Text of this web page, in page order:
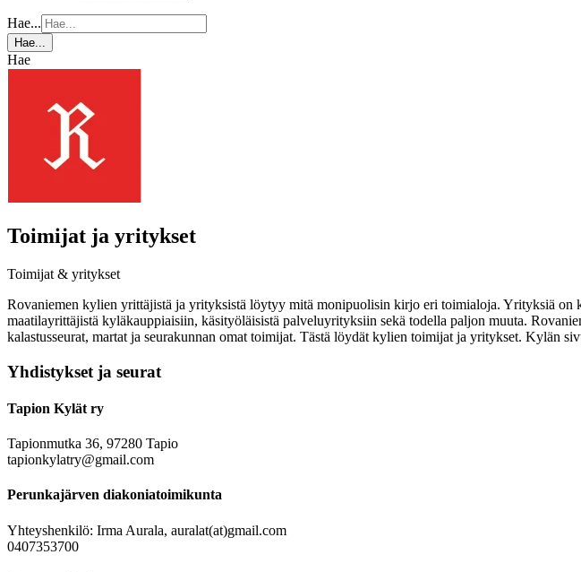
Hae...
Hae...
Hae
Toimijat ja yritykset
Toimijat & yritykset
Rovaniemen kylien yrittäjistä ja yrityksistä löytyy mitä monipuolisin kirjo eri toimialoja. Yrityksiä
maatilayrittäjistä kyläkauppiaisiin, käsityöläisistä palveluyrityksiin sekä todella paljon muuta.
kalastusseurat, martat ja seurakunnan omat toimijat. Tästä löydät kylien toimijat ja yritykset. Kylän
Yhdistykset ja seurat
Tapion Kylät ry
Tapionmutka 36, 97280 Tapio
tapionkylatry@gmail.com
Perunkajärven diakoniatoimikunta
Yhteyshenkilö: Irma Aurala, auralat(at)gmail.com
0407353700